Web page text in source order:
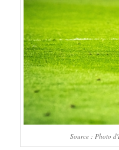
Source : Photo